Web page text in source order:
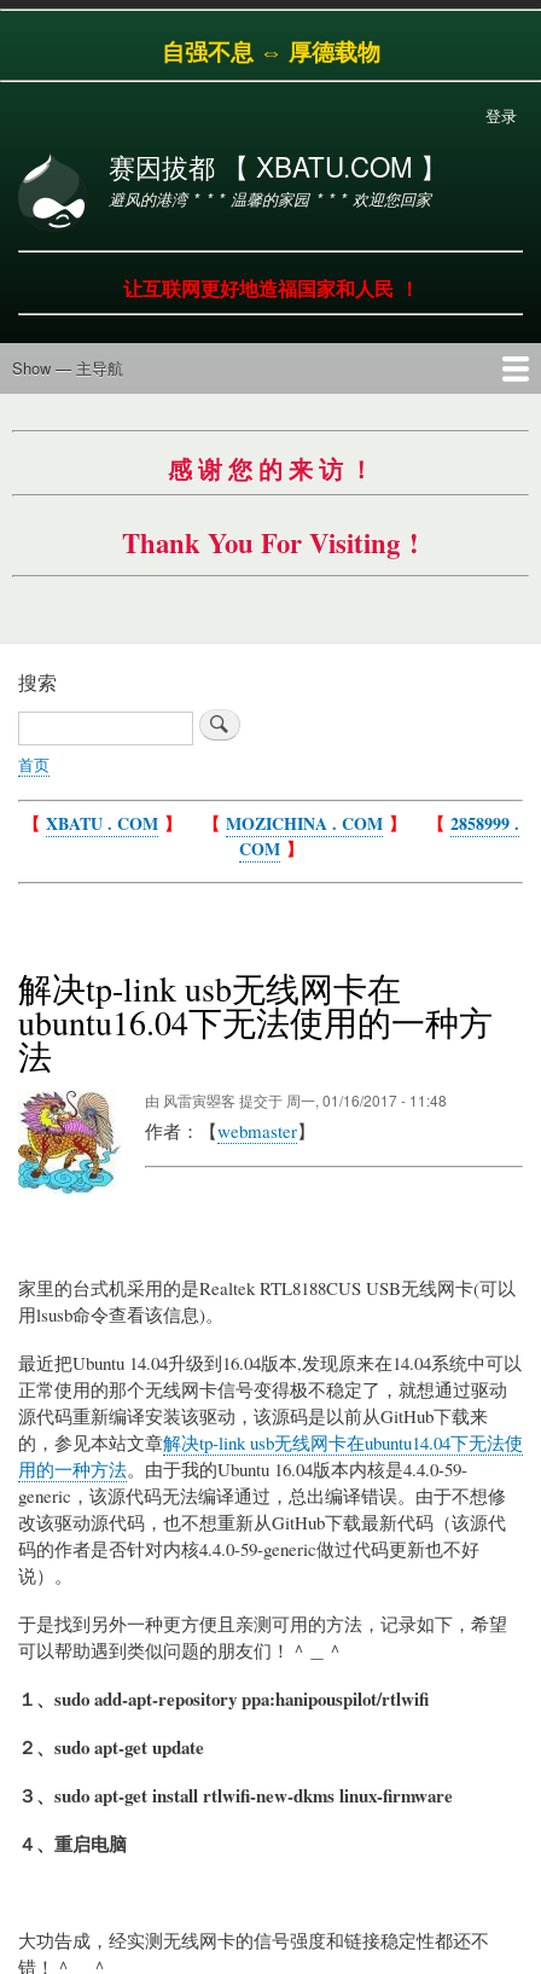
转
到
内
容
自强不息 ⇔ 厚德载物
户
登录
赛因拔都 【 XBATU.COM 】
避风的港湾 * * * 温馨的家园 * * * 欢迎您回家
让互联网更好地造福国家和人民 ！
主
航
Show — 主导航
感 谢 您 的 来 访 ！
Thank You For Visiting !
搜索
搜
索
面
包
屑
首页
【 XBATU . COM】 【 MOZICHINA . COM】 【 2858999 .
COM】
解决tp-link usb无线网卡在
ubuntu16.04下无法使用的一种方
法
由 风雷寅曌客 提交于 周一, 01/16/2017 - 11:48
作者：【webmaster】
家里的台式机采用的是Realtek RTL8188CUS USB无线网卡(可以
用lsusb命令查看该信息)。
最近把Ubuntu 14.04升级到16.04版本,发现原来在14.04系统中可以
正常使用的那个无线网卡信号变得极不稳定了，就想通过驱动
源代码重新编译安装该驱动，该源码是以前从GitHub下载来
的，参见本站文章解决tp-link usb无线网卡在ubuntu14.04下无法使
用的一种方法。由于我的Ubuntu 16.04版本内核是4.4.0-59-
generic，该源代码无法编译通过，总出编译错误。由于不想修
改该驱动源代码，也不想重新从GitHub下载最新代码（该源代
码的作者是否针对内核4.4.0-59-generic做过代码更新也不好
说）。
于是找到另外一种更方便且亲测可用的方法，记录如下，希望
可以帮助遇到类似问题的朋友们！＾＿＾
１、sudo add-apt-repository ppa:hanipouspilot/rtlwifi
２、sudo apt-get update
３、sudo apt-get install rtlwifi-new-dkms linux-firmware
４、重启电脑
大功告成，经实测无线网卡的信号强度和链接稳定性都还不
错！＾＿＾